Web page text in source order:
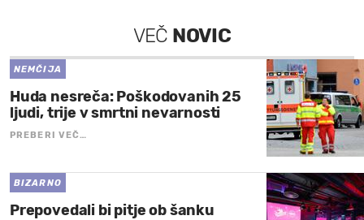
VEČ NOVIC
NEMČIJA
Huda nesreča: Poškodovanih 25
ljudi, trije v smrtni nevarnosti
PREBERI VEČ…
BIZARNO
Prepovedali bi pitje ob šanku